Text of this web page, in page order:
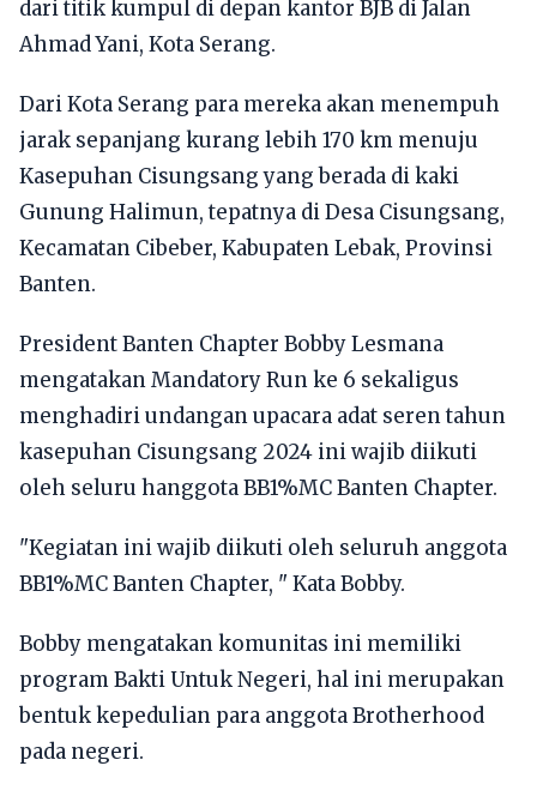
dari titik kumpul di depan kantor BJB di Jalan
Ahmad Yani, Kota Serang.
Dari Kota Serang para mereka akan menempuh
jarak sepanjang kurang lebih 170 km menuju
Kasepuhan Cisungsang yang berada di kaki
Gunung Halimun, tepatnya di Desa Cisungsang,
Kecamatan Cibeber, Kabupaten Lebak, Provinsi
Banten.
President Banten Chapter Bobby Lesmana
mengatakan Mandatory Run ke 6 sekaligus
menghadiri undangan upacara adat seren tahun
kasepuhan Cisungsang 2024 ini wajib diikuti
oleh seluru hanggota BB1%MC Banten Chapter.
"Kegiatan ini wajib diikuti oleh seluruh anggota
BB1%MC Banten Chapter, " Kata Bobby.
Bobby mengatakan komunitas ini memiliki
program Bakti Untuk Negeri, hal ini merupakan
bentuk kepedulian para anggota Brotherhood
pada negeri.